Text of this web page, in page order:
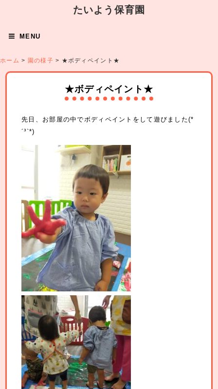
たいよう保育園
MENU
ホーム > 園の様子 > ★ボディペイント★
★ボディペイント★
先日、お部屋の中でボディペイントをして遊びました(*
´³`*)